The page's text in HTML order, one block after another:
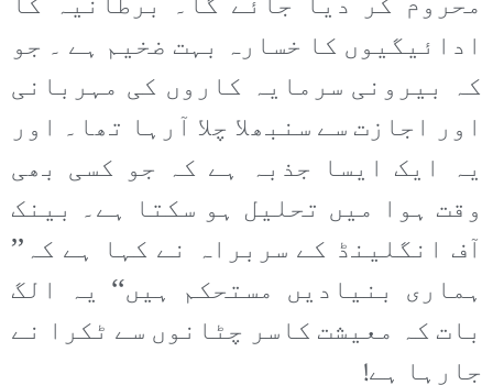
ادائیگیوں کا خسارہ بہت ضخیم ہے ۔ جو
کہ بیرونی سرمایہ کاروں کی مہربانی
اور اجازت سے سنبھلا چلا آرہا تھا۔ اور
یہ ایک ایسا جذبہ ہے کہ جو کسی بھی
وقت ہوا میں تحلیل ہو سکتا ہے۔ بینک
آف انگلینڈ کے سربراہ نے کہا ہے کہ’’
ہماری بنیادیں مستحکم ہیں‘‘ یہ الگ
بات کہ معیشت کاسر چٹانوں سے ٹکرا نے
جارہا ہے!